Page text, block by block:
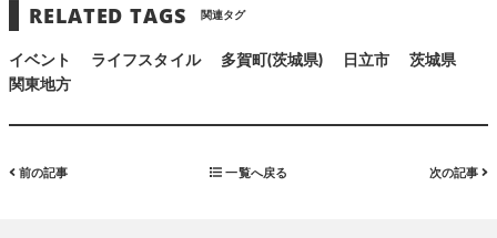
RELATED TAGS 関連タグ
イベント ライフスタイル 多賀町(茨城県) ⽇⽴市
茨城県
関東地方
前の記事 一覧へ戻る 次の記事